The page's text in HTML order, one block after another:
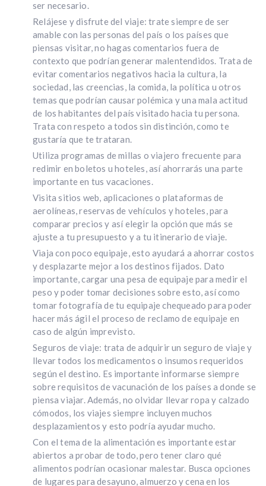
ser necesario.
Relájese y disfrute del viaje: trate siempre de ser
amable con las personas del país o los países que
piensas visitar, no hagas comentarios fuera de
contexto que podrían generar malentendidos. Trata de
evitar comentarios negativos hacia la cultura, la
sociedad, las creencias, la comida, la política u otros
temas que podrían causar polémica y una mala actitud
de los habitantes del país visitado hacia tu persona.
Trata con respeto a todos sin distinción, como te
gustaría que te trataran.
Utiliza programas de millas o viajero frecuente para
redimir en boletos u hoteles, así ahorrarás una parte
importante en tus vacaciones.
Visita sitios web, aplicaciones o plataformas de
aerolíneas, reservas de vehículos y hoteles, para
comparar precios y así elegir la opción que más se
ajuste a tu presupuesto y a tu itinerario de viaje.
Viaja con poco equipaje, esto ayudará a ahorrar costos
y desplazarte mejor a los destinos fijados. Dato
importante, cargar una pesa de equipaje para medir el
peso y poder tomar decisiones sobre esto, así como
tomar fotografía de tu equipaje chequeado para poder
hacer más ágil el proceso de reclamo de equipaje en
caso de algún imprevisto.
Seguros de viaje: trata de adquirir un seguro de viaje y
llevar todos los medicamentos o insumos requeridos
según el destino. Es importante informarse siempre
sobre requisitos de vacunación de los países a donde se
piensa viajar. Además, no olvidar llevar ropa y calzado
cómodos, los viajes siempre incluyen muchos
desplazamientos y esto podría ayudar mucho.
Con el tema de la alimentación es importante estar
abiertos a probar de todo, pero tener claro qué
alimentos podrían ocasionar malestar. Busca opciones
de lugares para desayuno, almuerzo y cena en los